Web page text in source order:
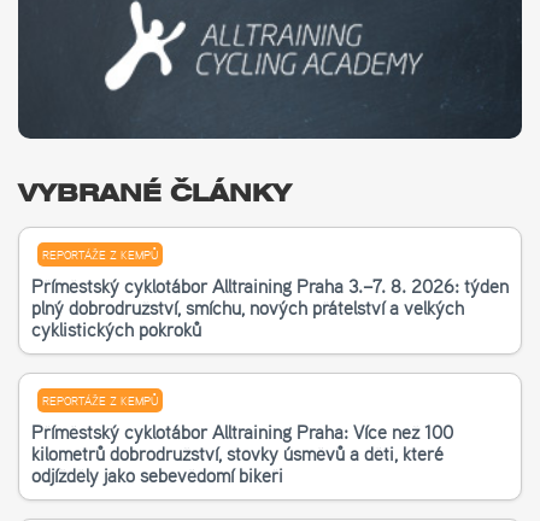
VYBRANÉ ČLÁNKY
REPORTÁŽE Z KEMPŮ
Příměstský cyklotábor Alltraining Praha 3.–7. 8. 2026: týden
plný dobrodružství, smíchu, nových přátelství a velkých
cyklistických pokroků
REPORTÁŽE Z KEMPŮ
Příměstský cyklotábor Alltraining Praha: Více než 100
kilometrů dobrodružství, stovky úsměvů a děti, které
odjížděly jako sebevědomí bikeři